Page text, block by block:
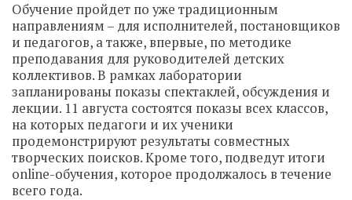
Обучение пройдет по уже традиционным
направлениям – для исполнителей, постановщиков
и педагогов, а также, впервые, по методике
преподавания для руководителей детских
коллективов. В рамках лаборатории
запланированы показы спектаклей, обсуждения и
лекции. 11 августа состоятся показы всех классов,
на которых педагоги и их ученики
продемонстрируют результаты совместных
творческих поисков. Кроме того, подведут итоги
online-обучения, которое продолжалось в течение
всего года.